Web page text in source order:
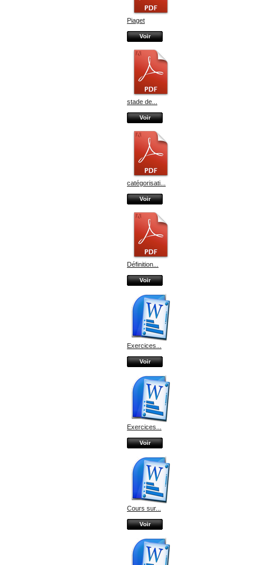
Piaget
Voir
stade de...
Voir
catégorisati...
Voir
Définition...
Voir
Exercices...
Voir
Exercices...
Voir
Cours sur...
Voir